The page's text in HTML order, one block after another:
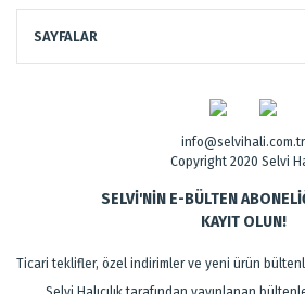
SAYFALAR
info@selvihali.com.tr
Copyright 2020 Selvi
SELVİ'NİN E-BÜLTEN
KAYIT OLUN!
Ticari teklifler, özel indirimler ve yeni ürün